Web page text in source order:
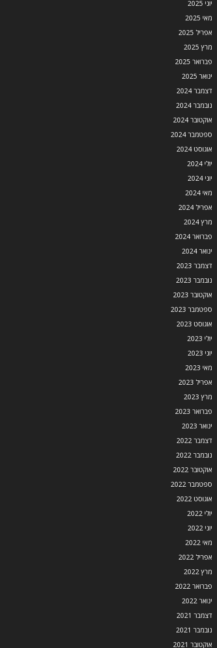
יוני 2025
מאי 2025
אפריל 2025
מרץ 2025
פברואר 2025
ינואר 2025
דצמבר 2024
נובמבר 2024
אוקטובר 2024
ספטמבר 2024
אוגוסט 2024
יולי 2024
יוני 2024
מאי 2024
אפריל 2024
מרץ 2024
פברואר 2024
ינואר 2024
דצמבר 2023
נובמבר 2023
אוקטובר 2023
ספטמבר 2023
אוגוסט 2023
יולי 2023
יוני 2023
מאי 2023
אפריל 2023
מרץ 2023
פברואר 2023
ינואר 2023
דצמבר 2022
נובמבר 2022
אוקטובר 2022
ספטמבר 2022
אוגוסט 2022
יולי 2022
יוני 2022
מאי 2022
אפריל 2022
מרץ 2022
פברואר 2022
ינואר 2022
דצמבר 2021
נובמבר 2021
אוקטובר 2021